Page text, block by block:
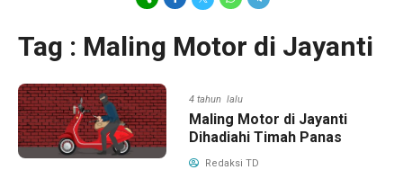
Tag : Maling Motor di Jayanti
4 tahun lalu
Maling Motor di Jayanti
Dihadiahi Timah Panas
Redaksi TD